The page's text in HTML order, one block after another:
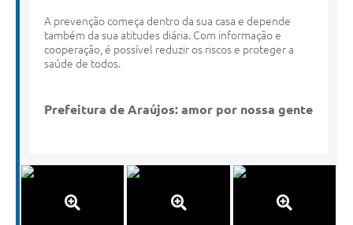
A prevenção começa dentro da sua casa e depende
também da sua atitudes diária. Com informação e
cooperação, é possível reduzir os riscos e proteger a
saúde de todos.
Prefeitura de Araújos: amor por nossa gente